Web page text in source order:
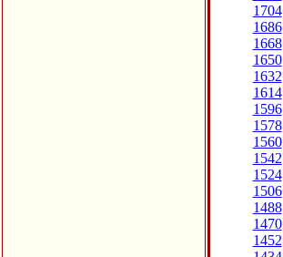
1704
1686
1668
1650
1632
1614
1596
1578
1560
1542
1524
1506
1488
1470
1452